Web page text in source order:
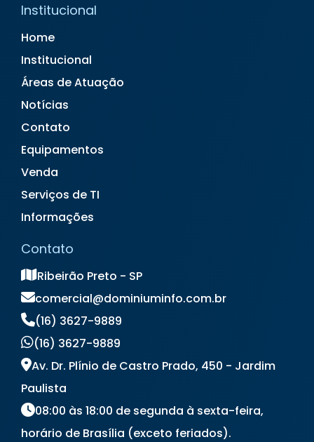
Contrato de Locação de Equipamentos de
Contrato de Locação de Notebook
Empresa de Aluguel de Impressora
Empresa de Locação de Notebook
Fornecedor de Equipamentos de Informática
Locação de Computadores
Locação de Desktop
Locação de Equipamentos de TI
Locação de Impressora
Locação de Nobreak
Locação de Nobreak Preço
Locação de Notebook
Locação de Notebook para Eventos
Locação de Notebook Preço
Locação de Televisão
Locação de Totem para Eventos
Locação de Totem Touch Screen
Institucional
Home
Institucional
Áreas de Atuação
Notícias
Contato
Equipamentos
Venda
Serviços de TI
Informações
Contato
Ribeirão Preto - SP
comercial@dominiuminfo.com.br
(16) 3627-9889
(16) 3627-9889
Av. Dr. Plínio de Castro Prado, 450 - Jardim
Paulista
08:00 às 18:00 de segunda à sexta-feira,
horário de Brasília (exceto feriados).